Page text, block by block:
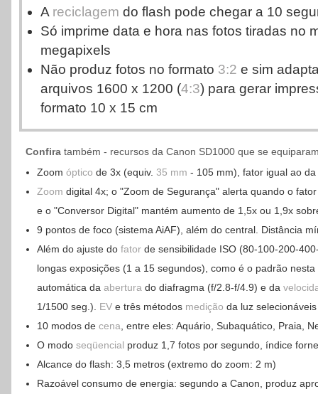
A reciclagem do flash pode chegar a 10
Só imprime data e hora nas fotos tiradas no
megapixels
Não produz fotos no formato 3:2 e sim
arquivos 1600 x 1200 (4:3) para gerar
formato 10 x 15 cm
Confira também - recursos da Canon SD1000 que se
Zoom óptico de 3x (equiv. 35 mm - 105 mm), fator igual ao
Zoom digital 4x; o "Zoom de Segurança" alerta quando o
e o "Conversor Digital" mantém aumento de 1,5x ou 1,9x
9 pontos de foco (sistema AiAF), além do central. Distância
Além do ajuste do fator de sensibilidade ISO (80-100-200-
longas exposições (1 a 15 segundos), como é o padrão
automática da abertura do diafragma (f/2.8-f/4.9) e da
1/1500 seg.). EV e três métodos medição da luz selecionáveis
10 modos de cena , entre eles: Aquário, Subaquático, Praia,
O modo seqüencial produz 1,7 fotos por segundo, índice
Alcance do flash: 3,5 metros (extremo do zoom: 2 m)
Razoável consumo de energia: segundo a Canon, produz